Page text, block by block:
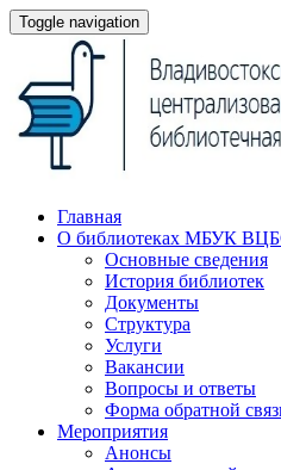
Toggle navigation
Главная
О библиотеках МБУК
Основные сведения
История библиотек
Документы
Структура
Услуги
Вакансии
Вопросы и ответы
Форма обратной
Мероприятия
Анонсы